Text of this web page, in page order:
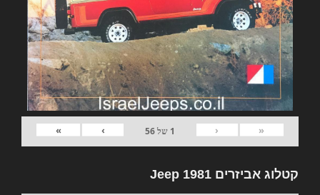
«
‹
1 של56
›
»
קטלוג אביזרים 1981 Jeep